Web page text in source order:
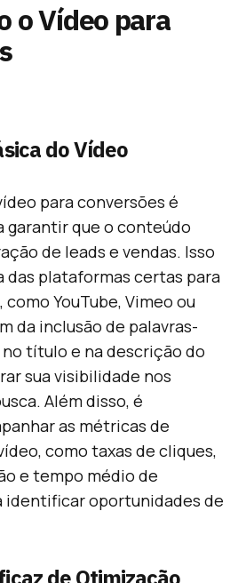
o Vídeo para
do Vídeo
para conversões é
garantir que o conteúdo
de leads e vendas. Isso
das plataformas certas para
YouTube, Vimeo ou
da inclusão de palavras-
título e na descrição do
sua visibilidade nos
Além disso, é
as métricas de
como taxas de cliques,
e tempo médio de
identificar oportunidades de